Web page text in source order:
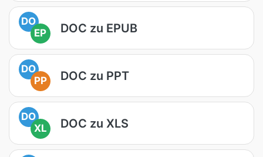
DO
EP
DOC zu EPUB
DO
PP
DOC zu PPT
DO
XL
DOC zu XLS